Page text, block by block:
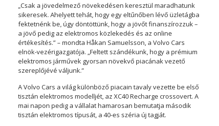
„Csak a jövedelmező növekedésen keresztül maradhatunk
sikeresek. Ahelyett tehát, hogy egy eltűnőben lévő üzletágba
fektetnénk be, úgy döntöttünk, hogy a jövőt finanszírozzuk –
a jövő pedig az elektromos közlekedés és az online
értékesítés.” – mondta Håkan Samuelsson, a Volvo Cars
elnök-vezérigazgatója. „Feltett szándékunk, hogy a prémium
elektromos járművek gyorsan növekvő piacának vezető
szereplőjévé váljunk.”
A Volvo Cars a világ különböző piacain tavaly vezette be első
tisztán elektromos modelljét, az XC40 Recharge crossovert. A
mai napon pedig a vállalat hamarosan bemutatja második
tisztán elektromos típusát, a 40-es széria új tagját.